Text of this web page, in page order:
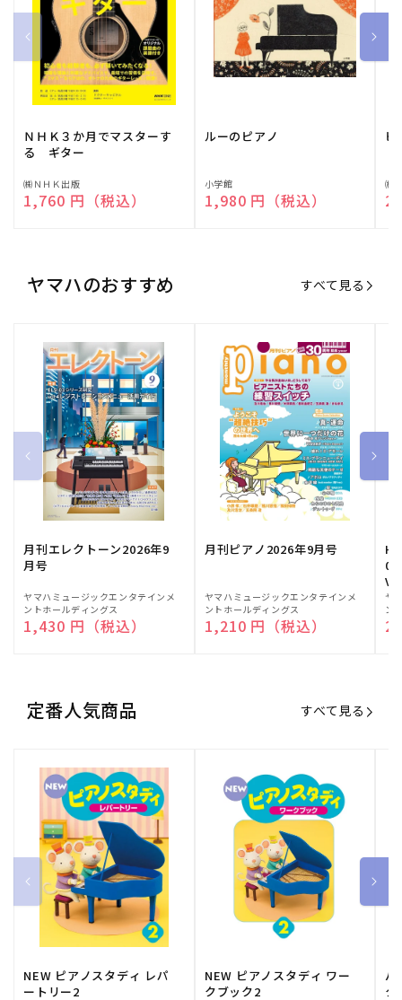
ＮＨＫ３か月でマスターす
る ギター
販
売
㈱ＮＨＫ出版
通常価格
1,760 円（税込）
ルーのピアノ
販
売
小学館
通常価格
1,980 円（税込）
ピ
販
売
㈱
ヤマハのおすすめ すべて見る
月刊エレクトーン2026年9
月号
販
売
元:
ヤマハミュージックエンタテインメ
ントホールディングス
通常価格
1,430 円（税込）
月刊ピアノ2026年9月号
販
売
元:
ヤマハミュージックエンタテインメ
ントホールディングス
通常価格
1,210 円（税込）
販
売
元:
ヤ
ン
定番人気商品 すべて見る
NEW ピアノスタディ レパ
ートリー2
NEW ピアノスタディ ワー
クブック2
バ
ク